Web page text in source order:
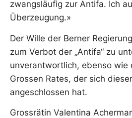
zwangsläufig zur Antifa. Ich
Überzeugung.»
Der Wille der Berner
zum Verbot der „Antifa“ zu
unverantwortlich, ebenso wie
Grossen Rates, der sich
angeschlossen hat.
Grossrätin Valentina